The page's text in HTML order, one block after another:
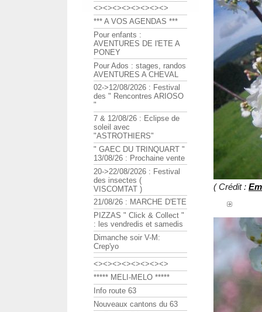
( Crédit :
<><><><><><><><>
*** A VOS AGENDAS ***
Pour enfants :
AVENTURES DE l'ETE A
PONEY
Pour Ados : stages, randos
AVENTURES A CHEVAL
02->12/08/2026 : Festival
des " Rencontres ARIOSO
"
7 & 12/08/26 : Eclipse de
soleil avec
"ASTROTHIERS"
" GAEC DU TRINQUART "
13/08/26 : Prochaine vente
20->22/08/2026 : Festival
des insectes (
VISCOMTAT )
21/08/26 : MARCHE D'ETE
PIZZAS " Click & Collect "
: les vendredis et samedis
Dimanche soir V-M:
Crep'yo
<><><><><><><><>
***** MELI-MELO *****
Info route 63
Nouveaux cantons du 63